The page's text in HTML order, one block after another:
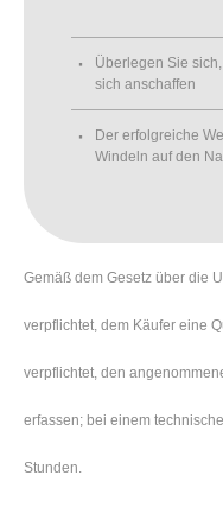
Überlegen Sie
sich anschaffen
Der erfolgreiche
Windeln auf den
Gemäß dem Gesetz über die
verpflichtet, dem Käufer eine
verpflichtet, den
erfassen; bei einem
Stunden.